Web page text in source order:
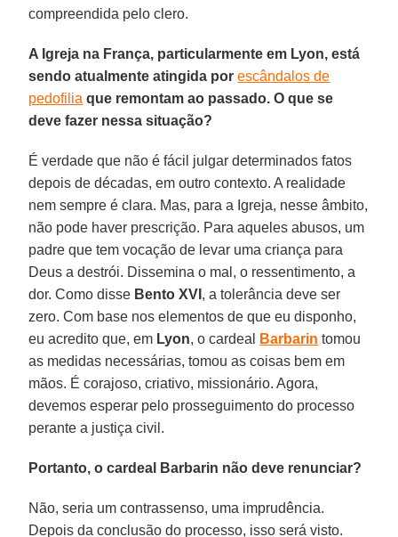
compreendida pelo clero.
A Igreja na França, particularmente em Lyon, está
sendo atualmente atingida porescândalos de
pedofilia que remontam ao passado. O que se
deve fazer nessa situação?
É verdade que não é fácil julgar determinados fatos
depois de décadas, em outro contexto. A realidade
nem sempre é clara. Mas, para a Igreja, nesse âmbito,
não pode haver prescrição. Para aqueles abusos, um
padre que tem vocação de levar uma criança para
Deus a destrói. Dissemina o mal, o ressentimento, a
dor. Como disse Bento XVI , a tolerância deve ser
zero. Com base nos elementos de que eu disponho,
eu acredito que, em Lyon, o cardeal Barbarin tomou
as medidas necessárias, tomou as coisas bem em
mãos. É corajoso, criativo, missionário. Agora,
devemos esperar pelo prosseguimento do processo
perante a justiça civil.
Portanto, o cardeal Barbarin não deve renunciar?
Não, seria um contrassenso, uma imprudência.
Depois da conclusão do processo, isso será visto.